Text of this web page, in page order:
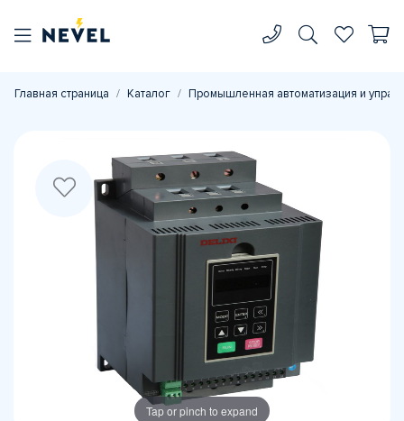
Главная страница Каталог Промышленная автоматизация и
Tap or pinch to expand